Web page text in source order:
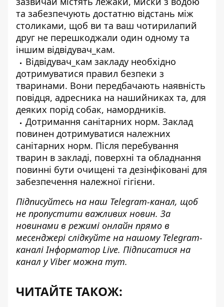
та забезпечують достатню відстань між
столиками, щоб ви та ваш чотирилапий
друг не перешкоджали один одному та
іншим відвідувач_кам.
Відвідувач_кам закладу необхідно
дотримуватися правил безпеки з
тваринами. Вони передбачають наявність
повідця, адресника на нашийниках та, для
деяких порід собак, намордників.
Дотримання санітарних норм. Заклад
повинен дотримуватися належних
санітарних норм. Після перебування
тварин в закладі, поверхні та обладнання
повинні бути очищені та дезінфіковані для
забезпечення належної гігієни.
Підписуйтесь на наш Telegram-канал, щоб
не пропустити важливих новин. За
новинами в режимі онлайн прямо в
месенджері слідкуйте на нашому Telegram-
каналіІнформатор Live. Підписатися на
канал у Viber можна тут.
ЧИТАЙТЕ ТАКОЖ: